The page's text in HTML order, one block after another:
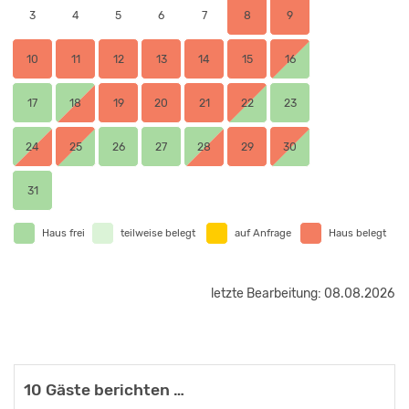
Wir freuen uns auf Ihren Besuch!
3 4 5 6 7 8 9
10 11 12 13 14 15 16
17 18 19 20 21 22 23
24 25 26 27 28 29 30
31
Haus frei teilweise belegt auf Anfrage Haus belegt
letzte Bearbeitung: 08.08.2026
10 Gäste berichten …